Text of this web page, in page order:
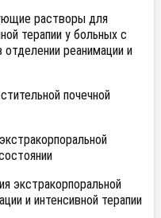
растворы для
терапии у больных с
реанимации и
почечной
экстракорпоральной
и интенсивной терапии